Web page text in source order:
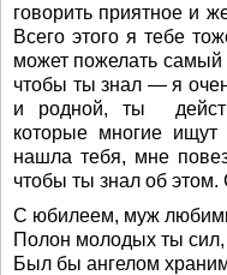
говорить приятное и
Всего этого я тебе
может пожелать
чтобы ты знал — я
и родной, ты
которые многие
нашла тебя, мне
чтобы ты знал об
С юбилеем, муж
Полон молодых ты сил,
Был бы ангелом